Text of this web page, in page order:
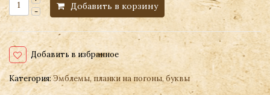
Добавить в корзину
Добавить в избранное
Категория:Эмблемы, планки на погоны, буквы